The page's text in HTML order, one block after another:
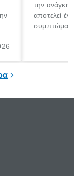
την ανάγκη
αποτελεί